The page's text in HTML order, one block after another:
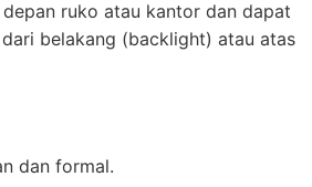
ruko atau kantor dan dapat
belakang (backlight) atau atas
dan formal.